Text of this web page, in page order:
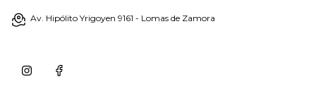
Av. Hipólito Yrigoyen 9161 - Lomas de Zamora